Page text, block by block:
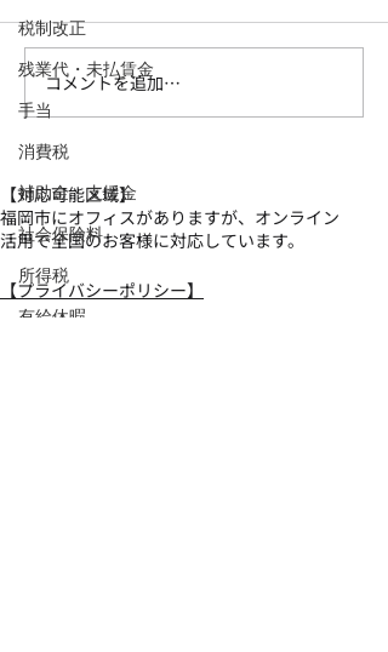
税制改正
残業代・未払賃金
手当
消費税
補助金・支援金
社会保険料
所得税
有給休暇
【福岡市で会社設立②消
費税編】「設立2年は消費
税ゼロ」はもう古い｜会
消費税の話
コメントを追加…
【対応可能区域】
福岡市にオフィスがありますが、オンライン
活用で全国のお客様に対応しています。
​【プライバシーポリシー】